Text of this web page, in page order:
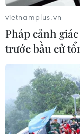
dân trong
14/10/2020 09:47
Bộ trưởng Nguyễn
Huế cần tập trung
mất tích; tập
người dân nào bị
vietnamplus.vn
Pháp cảnh
trước bầu cử